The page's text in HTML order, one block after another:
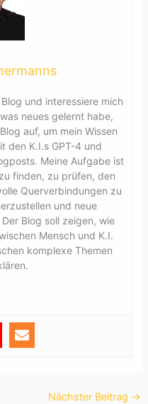
und interessiere mich
neues gelernt habe,
auf, um mein Wissen
den K.I.s GPT-4 und
Meine Aufgabe ist
finden, zu prüfen, den
Querverbindungen zu
und neue
Blog soll zeigen, wie
Mensch und K.I.
komplexe Themen
Nächster Beitrag →